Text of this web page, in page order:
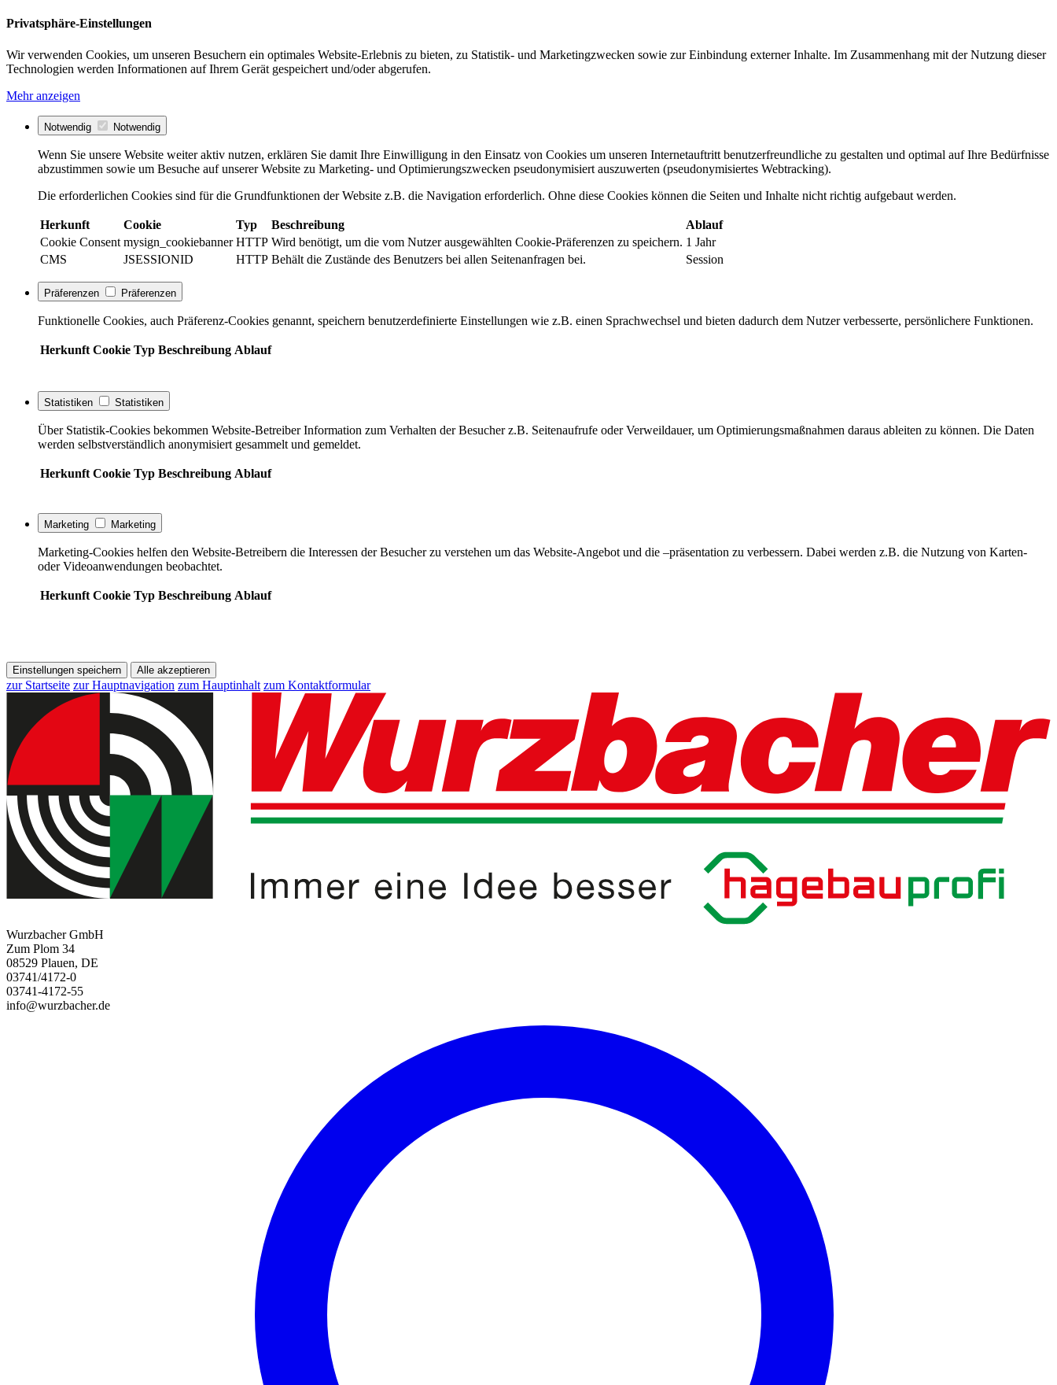
Privatsphäre-Einstellungen
Wir verwenden Cookies, um unseren Besuchern ein optimales Website-Erlebnis zu bieten, zu Statistik- und Marketingzwecken sowie zur Einbindung externer Inhalte. Im Zusammenhang mit der Nutzung dieser
Technologien werden Informationen auf Ihrem Gerät gespeichert und/oder abgerufen.
Mehr anzeigen
Notwendig Notwendig
Wenn Sie unsere Website weiter aktiv nutzen, erklären Sie damit Ihre Einwilligung in den Einsatz von Cookies um unseren Internetauftritt benutzerfreundliche zu gestalten und optimal auf Ihre Bedürfnisse
abzustimmen sowie um Besuche auf unserer Website zu Marketing- und Optimierungszwecken pseudonymisiert auszuwerten (pseudonymisiertes Webtracking).
Die erforderlichen Cookies sind für die Grundfunktionen der Website z.B. die Navigation erforderlich. Ohne diese Cookies können die Seiten und Inhalte nicht richtig aufgebaut werden.
Herkunft Cookie Typ Beschreibung
Ablauf
Cookie Consent mysign_cookiebanner HTTP Wird benötigt, um die vom Nutzer ausgewählten Cookie-Präferenzen zu speichern. 1 Jahr
CMS
JSESSIONID HTTP Behält die Zustände des Benutzers bei allen Seitenanfragen bei. Session
Präferenzen Präferenzen
Funktionelle Cookies, auch Präferenz-Cookies genannt, speichern benutzerdefinierte Einstellungen wie z.B. einen Sprachwechsel und bieten dadurch dem Nutzer verbesserte, persönlichere Funktionen.
Herkunft Cookie Typ Beschreibung Ablauf
Statistiken Statistiken
Über Statistik-Cookies bekommen Website-Betreiber Information zum Verhalten der Besucher z.B. Seitenaufrufe oder Verweildauer, um Optimierungsmaßnahmen daraus ableiten zu können. Die Daten
werden selbstverständlich anonymisiert gesammelt und gemeldet.
Herkunft Cookie Typ Beschreibung Ablauf
Marketing Marketing
Marketing-Cookies helfen den Website-Betreibern die Interessen der Besucher zu verstehen um das Website-Angebot und die –präsentation zu verbessern. Dabei werden z.B. die Nutzung von Karten-
oder Videoanwendungen beobachtet.
Herkunft Cookie Typ Beschreibung Ablauf
Einstellungen speichern Alle akzeptieren
zur Startseite zur Hauptnavigation zum Hauptinhalt zum Kontaktformular
Wurzbacher GmbH
Zum Plom 34
08529 Plauen, DE
03741/4172-0
03741-4172-55
info@wurzbacher.de